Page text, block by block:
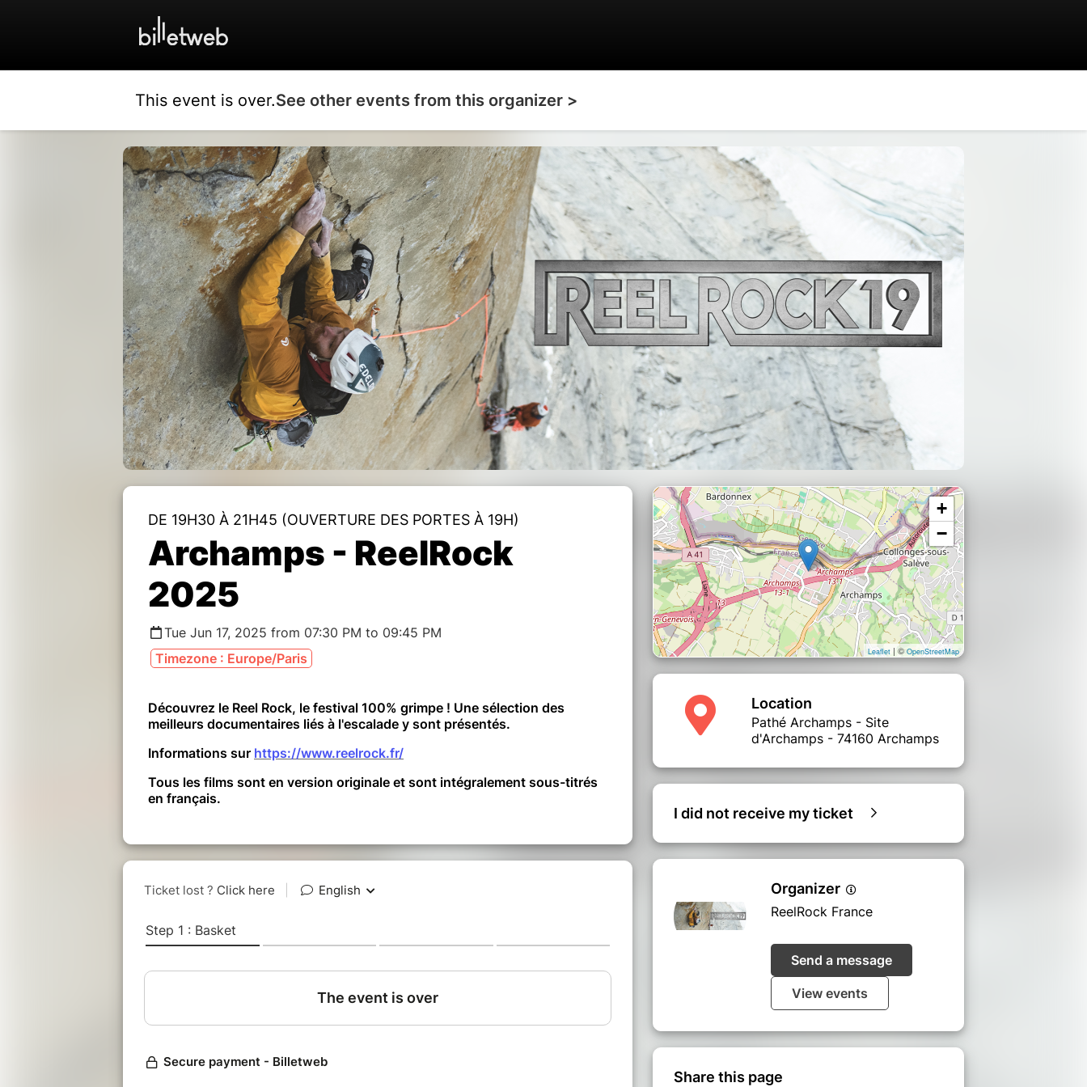
This event is over.See other events from this organizer >
DE 19H30 À 21H45 (OUVERTURE DES PORTES À 19H)
Archamps - ReelRock
2025
Tue Jun 17, 2025 from 07:30 PM to 09:45 PM
Timezone : Europe/Paris
Découvrez le Reel Rock, le festival 100% grimpe ! Une sélection des
meilleurs documentaires liés à l'escalade y sont présentés.
Informations sur https://www.reelrock.fr/
Tous les films sont en version originale et sont intégralement sous-titrés
en français.
+
−
Leaflet | © OpenStreetMap
Location
Pathé Archamps - Site
d'Archamps - 74160 Archamps
I did not receive my ticket
Organizer
ReelRock France
Send a message
View events
Share this page